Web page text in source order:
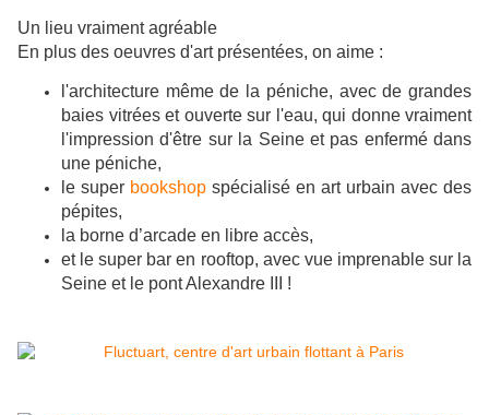
Un lieu vraiment agréable
En plus des oeuvres d'art présentées, on aime :
l'architecture même de la péniche, avec de grandes
baies vitrées et ouverte sur l'eau, qui donne vraiment
l'impression d'être sur la Seine et pas enfermé dans
une péniche,
le super bookshop spécialisé en art urbain avec des
pépites,
la borne d’arcade en libre accès,
et le super bar en rooftop, avec vue imprenable sur la
Seine et le pont Alexandre III !